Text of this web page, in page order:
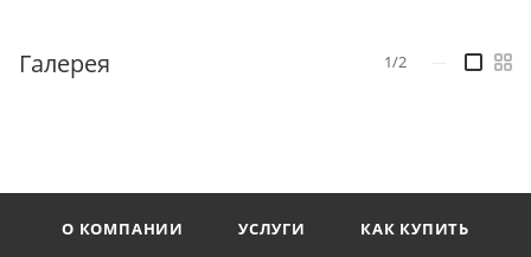
Галерея 1/2
О КОМПАНИИ УСЛУГИ
КАК КУПИТЬ